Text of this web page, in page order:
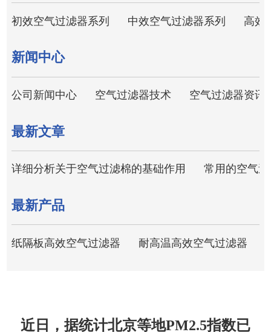
初效空气过滤器系列 中效空气过滤器系列 高效
新闻中心
公司新闻中心 空气过滤器技术 空气过滤器资讯
最新文章
详细分析关于空气过滤棉的基础作用 常用的空气
最新产品
纸隔板高效空气过滤器 耐高温高效空气过滤器
近日，据统计北京等地PM2.5指数已